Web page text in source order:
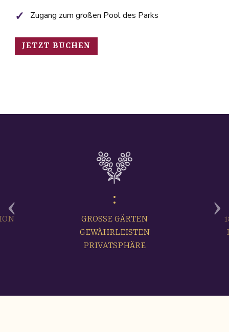
Zugang zum großen Pool des Parks
JETZT BUCHEN
GROSSE GÄRTEN
GEWÄHRLEISTEN
PRIVATSPHÄRE
‹ ›